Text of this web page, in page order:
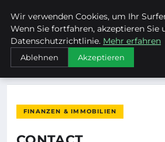
MTUCLUB
STARTSEITE FINANZEN & IMMOBILIEN
FINANZEN & IMMOBILIEN
Wir verwenden Cookies, um Ihr
Wenn Sie fortfahren, akzeptieren Sie
Datenschutzrichtlinie. Mehr erfahren
Ablehnen Akzeptieren